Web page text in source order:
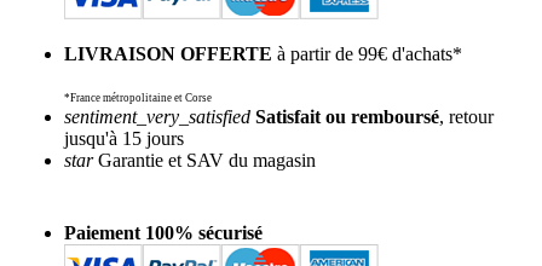
LIVRAISON OFFERTE à partir de 99€ d'achats*
*France métropolitaine et Corse
sentiment_very_satisfied Satisfait ou remboursé, retour
jusqu'à 15 jours
starGarantie et SAV du magasin
Paiement 100% sécurisé